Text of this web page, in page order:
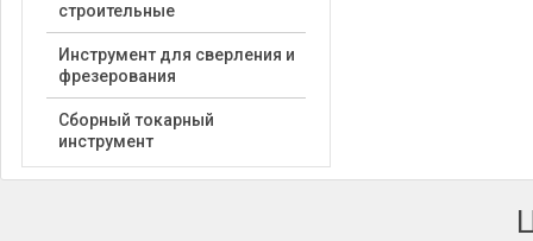
строительные
Инструмент для сверления и
фрезерования
Сборный токарный
инструмент